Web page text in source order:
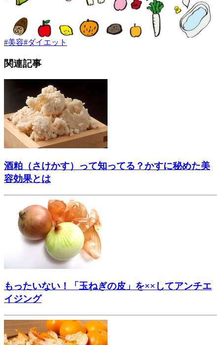
#美容#ダイエット
関連記事
酒粕（さけかす）って知ってる？かすに秘めた美
容効果とは
もったいない！「玉ねぎの皮」を××してアンチエ
イジング